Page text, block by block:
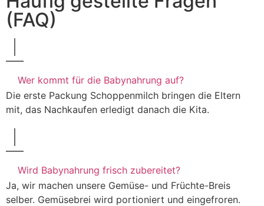
(FAQ)
Wer kommt für die Babynahrung auf?
Die erste Packung Schoppenmilch bringen die Eltern
mit, das Nachkaufen erledigt danach die Kita.
Wird Babynahrung frisch zubereitet?
Ja, wir machen unsere Gemüse- und Früchte-Breis
selber. Gemüsebrei wird portioniert und eingefroren.